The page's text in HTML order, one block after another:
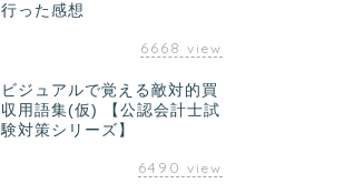
行った感想
6668 view
ビジュアルで覚える敵対的買
収用語集(仮) 【公認会計士試
験対策シリーズ】
6490 view